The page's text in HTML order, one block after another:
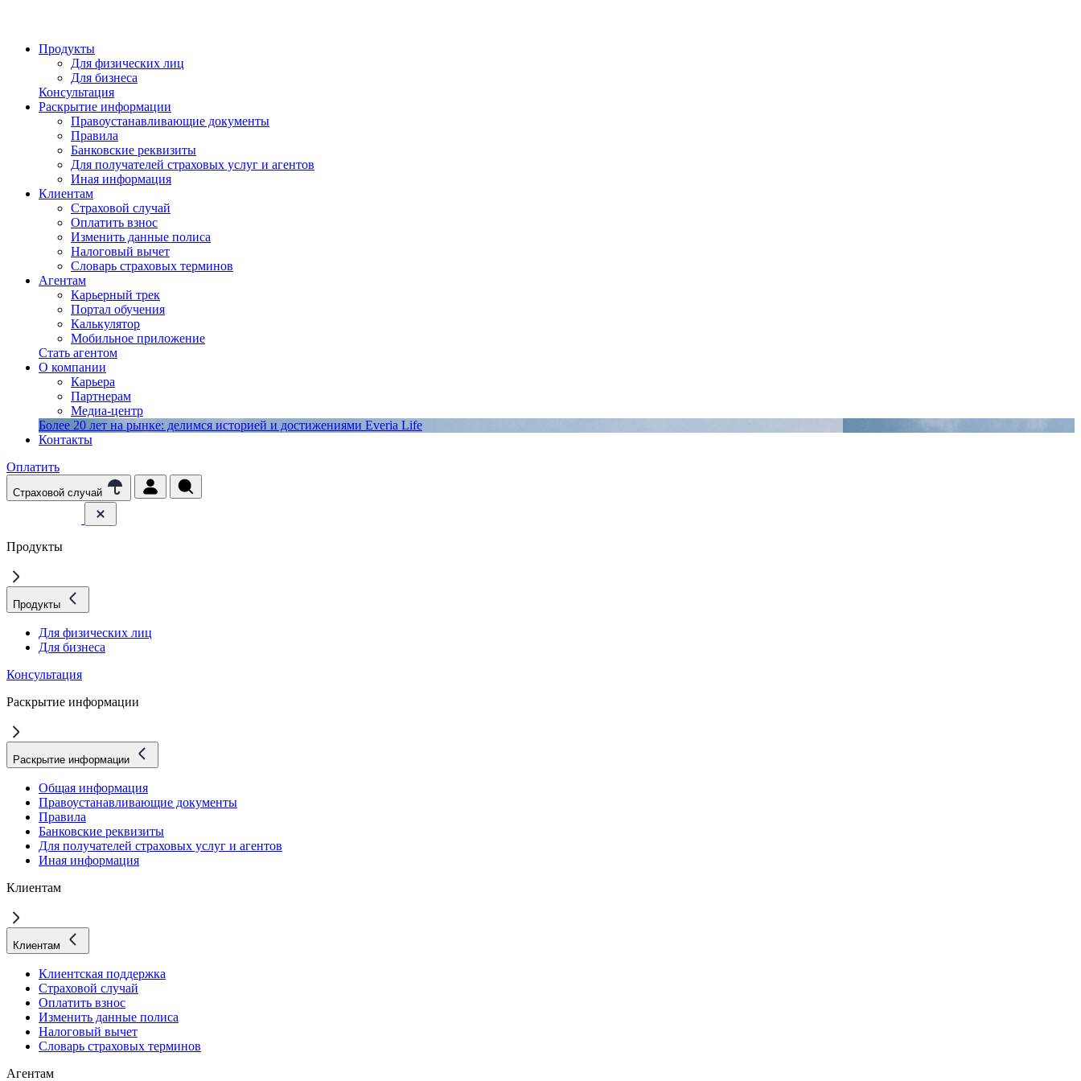
Продукты
Для физических лиц
Для бизнеса
Консультация
Раскрытие информации
Правоустанавливающие документы
Правила
Банковские реквизиты
Для получателей страховых услуг и агентов
Иная информация
Клиентам
Страховой случай
Оплатить взнос
Изменить данные полиса
Налоговый вычет
Словарь страховых терминов
Агентам
Карьерный трек
Портал обучения
Калькулятор
Мобильное приложение
Стать агентом
О компании
Карьера
Партнерам
Медиа-центр
Более 20 лет на рынке: делимся историей и достижениями Everia Life
Контакты
Оплатить
Страховой случай
Продукты
Продукты
Для физических лиц
Для бизнеса
Консультация
Раскрытие информации
Раскрытие информации
Общая информация
Правоустанавливающие документы
Правила
Банковские реквизиты
Для получателей страховых услуг и агентов
Иная информация
Клиентам
Клиентам
Клиентская поддержка
Страховой случай
Оплатить взнос
Изменить данные полиса
Налоговый вычет
Словарь страховых терминов
Агентам